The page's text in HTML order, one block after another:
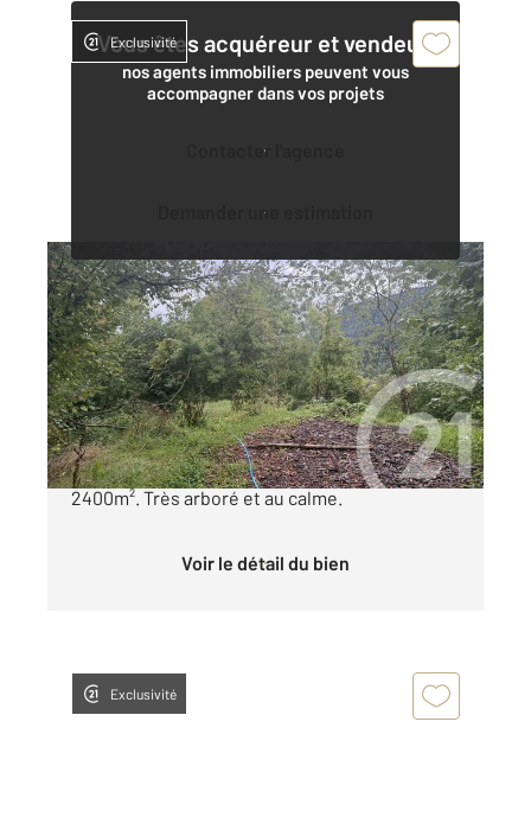
Vous êtes acquéreur et vendeur,
nos agents immobiliers peuvent vous
accompagner dans vos projets
Contacter l'agence
Demander une estimation
Exclusivité
LA TOUR 74
2400 m2
Ref : 1348
Terrain à vendre
225 000 €
Terrain à construire d'une surface d'environ
2400m². Très arboré et au calme.
Voir le détail du bien
Exclusivité